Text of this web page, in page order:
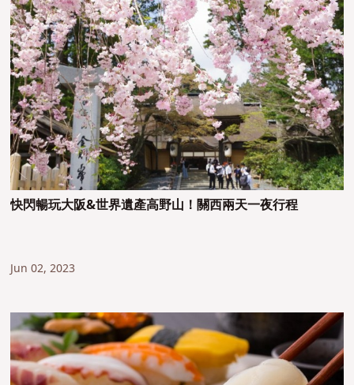
快閃暢玩大阪&世界遺產高野山！關西兩天一夜行程
Jun 02, 2023